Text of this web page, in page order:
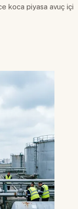
koca piyasa avuç içi